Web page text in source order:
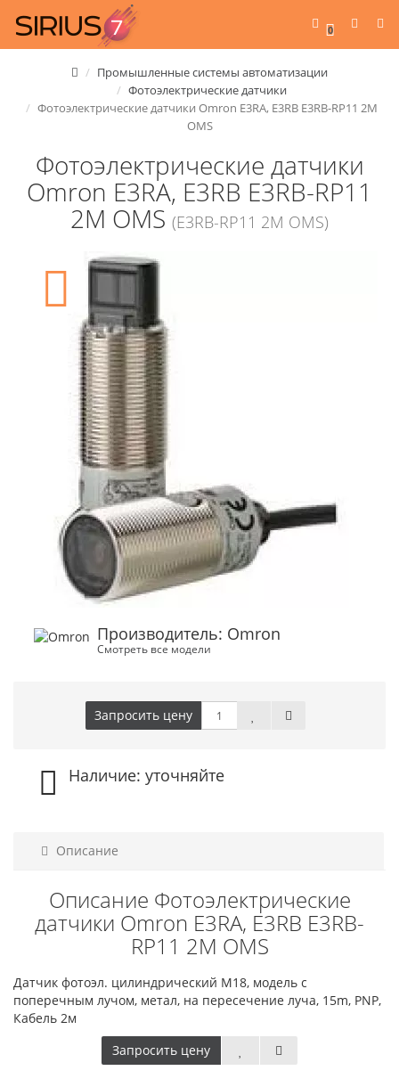
0
Промышленные системы автоматизации
Фотоэлектрические датчики
Фотоэлектрические датчики Omron E3RA, E3RB E3RB-RP11 2M
OMS
Фотоэлектрические датчики
Omron E3RA, E3RB E3RB-RP11
2M OMS (E3RB-RP11 2M OMS)
Производитель: Omron
Смотреть все модели
Запросить цену
Наличие: уточняйте
Описание
Описание Фотоэлектрические
датчики Omron E3RA, E3RB E3RB-
RP11 2M OMS
Датчик фотоэл. цилиндрический M18, модель с
поперечным лучом, метал, на пересечение луча, 15m, PNP,
Кабель 2м
Запросить цену